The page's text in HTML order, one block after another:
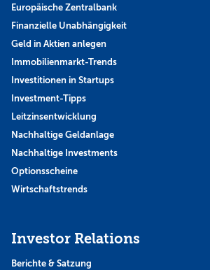
Europäische Zentralbank
Finanzielle Unabhängigkeit
Geld in Aktien anlegen
Immobilienmarkt-Trends
Investitionen in Startups
Investment-Tipps
Leitzinsentwicklung
Nachhaltige Geldanlage
Nachhaltige Investments
Optionsscheine
Wirtschaftstrends
Investor Relations
Berichte & Satzung